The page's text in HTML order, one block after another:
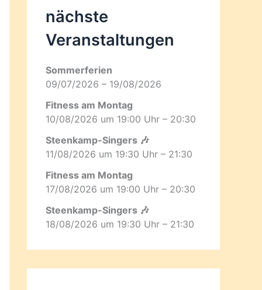
nächste
Veranstaltungen
Sommerferien
09/07/2026 – 19/08/2026
Fitness am Montag
10/08/2026 um 19:00 Uhr – 20:30
Steenkamp-Singers 🎶
11/08/2026 um 19:30 Uhr – 21:30
Fitness am Montag
17/08/2026 um 19:00 Uhr – 20:30
Steenkamp-Singers 🎶
18/08/2026 um 19:30 Uhr – 21:30